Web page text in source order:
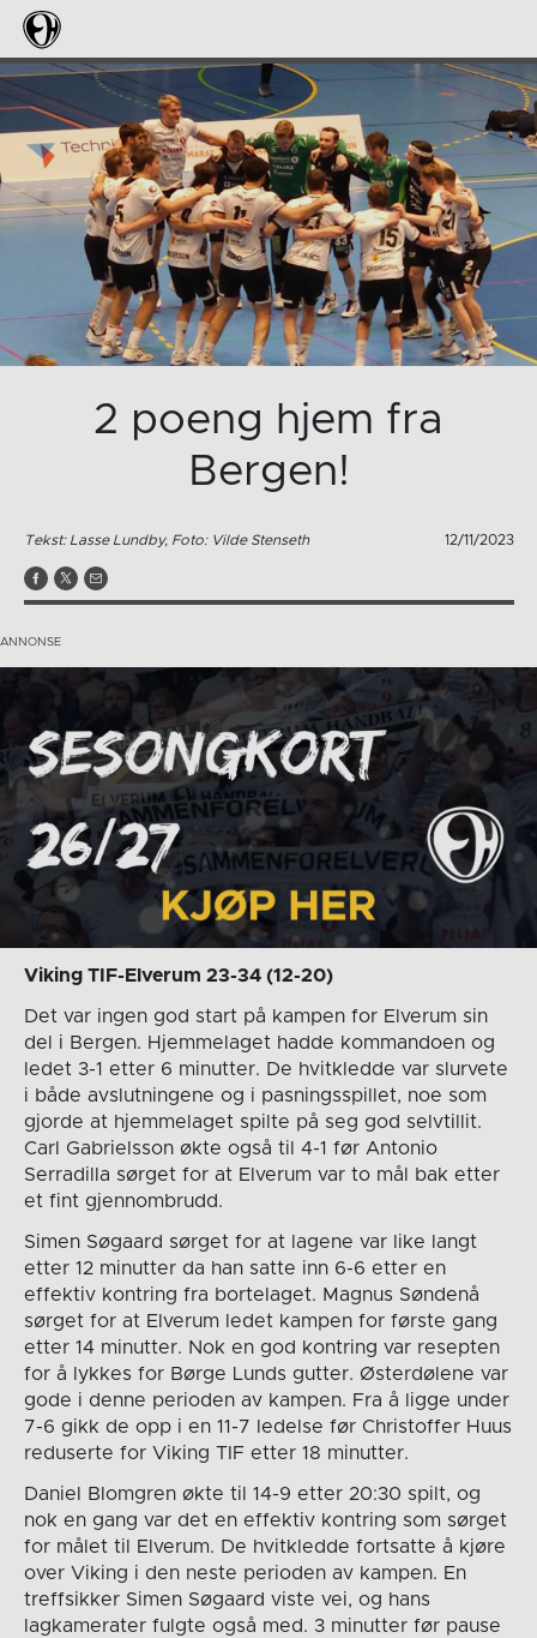
2 poeng hjem fra
Bergen!
Tekst: Lasse Lundby, Foto: Vilde Stenseth 12/11/2023
Viking TIF-Elverum 23-34 (12-20)
Det var ingen god start på kampen for Elverum sin
del i Bergen. Hjemmelaget hadde kommandoen og
ledet 3-1 etter 6 minutter. De hvitkledde var slurvete
i både avslutningene og i pasningsspillet, noe som
gjorde at hjemmelaget spilte på seg god selvtillit.
Carl Gabrielsson økte også til 4-1 før Antonio
Serradilla sørget for at Elverum var to mål bak etter
et fint gjennombrudd.
Simen Søgaard sørget for at lagene var like langt
etter 12 minutter da han satte inn 6-6 etter en
effektiv kontring fra bortelaget. Magnus Søndenå
sørget for at Elverum ledet kampen for første gang
etter 14 minutter. Nok en god kontring var resepten
for å lykkes for Børge Lunds gutter. Østerdølene var
gode i denne perioden av kampen. Fra å ligge under
7-6 gikk de opp i en 11-7 ledelse før Christoffer Huus
reduserte for Viking TIF etter 18 minutter.
Daniel Blomgren økte til 14-9 etter 20:30 spilt, og
nok en gang var det en effektiv kontring som sørget
for målet til Elverum. De hvitkledde fortsatte å kjøre
over Viking i den neste perioden av kampen. En
treffsikker Simen Søgaard viste vei, og hans
lagkamerater fulgte også med. 3 minutter før pause